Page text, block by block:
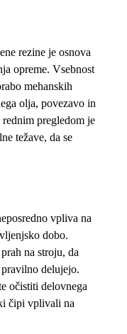
rezine je osnova
opreme. Vsebnost
mehanskih
olja, povezavo in
pregledom je
težave, da se
vpliva na
dobo.
na stroju, da
delujejo.
očistiti delovnega
čipi vplivali na